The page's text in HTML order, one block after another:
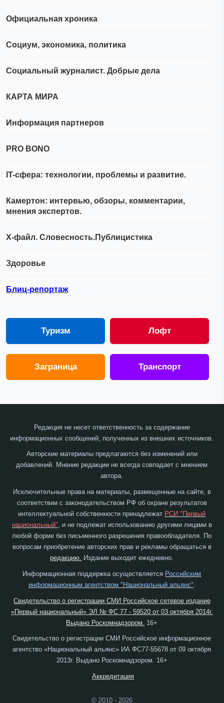
Официальная хроника
Социум, экономика, политика
Социальный журналист. Добрые дела
КАРТА МИРА
Информация партнеров
PRO BONO
IT-сфера: технологии, проблемы и развитие.
Камертон: интервью, обзоры, комментарии,
мнения экспертов.
Х-файл. Словесность.Публицистика
Здоровье
Блиц-репортаж
Туризм Лофт
Заграница Транспорт
Редакция не несет ответственность за содержание
информационных сообщений, полученных из внешних источников.
Авторские материалы предлагаются без изменений или
добавлений. Мнение редакции не всегда совпадает с мнением
автора.
Исключительные права на материалы, размещенные на сайте, в
соответствии с законодательством РФ об охране результатов
интеллектуальной собственности принадлежат РСИ "Первый
национальный", и не подлежат использованию другими лицами в
любой форме без письменного разрешения правообладателя. По
вопросам приобретение авторских прав и рекламы обращаться в
редакцию. Издание выходит ежедневно.
Информационная поддержка осуществляется Российским
информационным агентством "Национальный альянс"
Свидетельство о регистрации СМИ Российское сетевое издание
«Первый национальный» ЭЛ № ФС 77 - 59520 от 03 октября 2014г.
Выдано Роскомнадзором.
16+
Свидетельство о регистрации СМИ Российское информационное
агентство «Национальный альянс» ИА ФС77-55678 от 09 октября
2013г. Выдано Роскомнадзором. 16+
Аккредитация
© 2010 - 2026